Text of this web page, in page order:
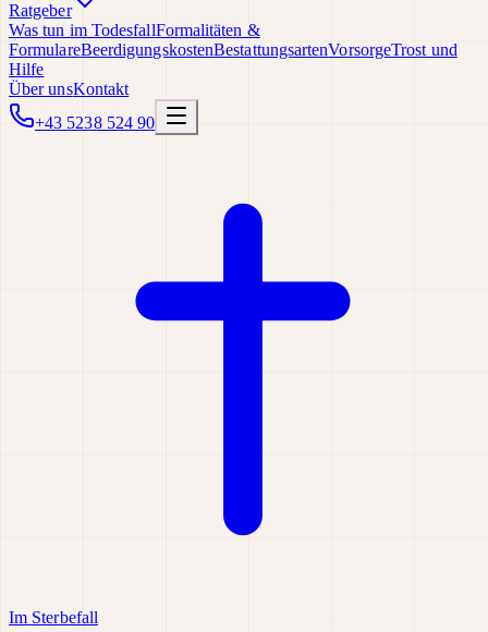
Ratgeber
Was tun im TodesfallFormalitäten &
FormulareBeerdigungskostenBestattungsartenVorsorgeTrost und
Hilfe
Über unsKontakt
+43 5238 524 90
Im Sterbefall